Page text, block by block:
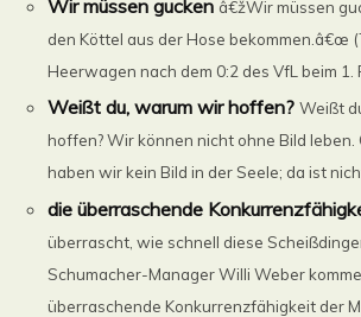
Wir müssen gucken â€žWir müssen
den Köttel aus der Hose bekommen.â€œ
Heerwagen nach dem 0:2 des VfL beim 1.
Weißt du, warum wir hoffen? Weißt
hoffen? Wir können nicht ohne Bild leben.
haben wir kein Bild in der Seele; da ist
die überraschende
überrascht, wie schnell diese
Schumacher-Manager Willi Weber
überraschende Konkurrenzfähigkeit der